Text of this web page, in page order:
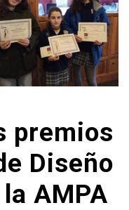
premios
Diseño
AMPA